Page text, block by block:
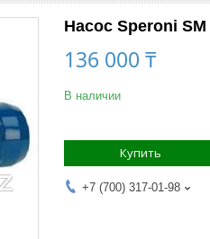
Насос Speroni SM
136 000 ₸
В наличии
Купить
+7 (700) 317-01-98